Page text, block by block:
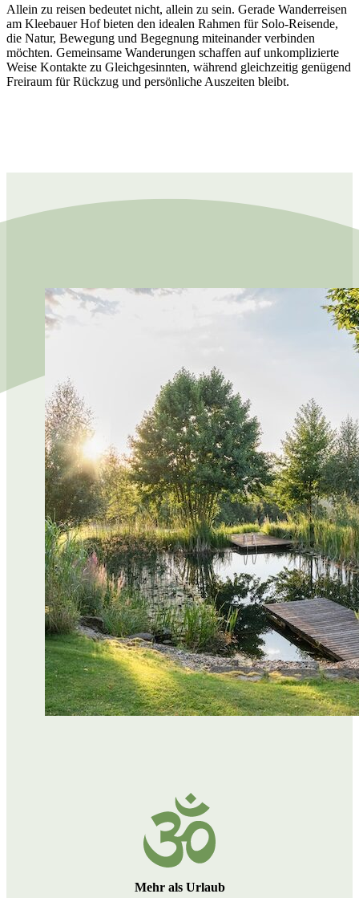
MENTAL HEALTH
PILATES RETREATS
UNSER TEAM
DIE PAUSCHALREISE
BLOG
Allein zu reisen bedeutet nicht, allein zu sein. Gerade Wanderreisen
am Kleebauer Hof bieten den idealen Rahmen für Solo-Reisende,
die Natur, Bewegung und Begegnung miteinander verbinden
möchten. Gemeinsame Wanderungen schaffen auf unkomplizierte
Weise Kontakte zu Gleichgesinnten, während gleichzeitig genügend
Freiraum für Rückzug und persönliche Auszeiten bleibt.
Mehr als Urlaub